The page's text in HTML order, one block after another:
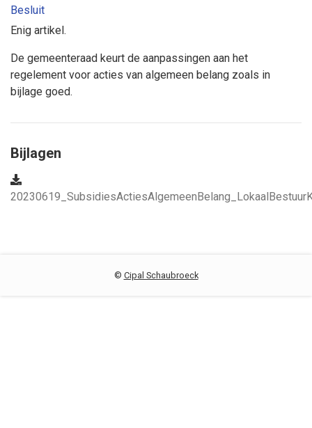
Besluit
Enig artikel.
De gemeenteraad keurt de aanpassingen aan het
regelement voor acties van algemeen belang zoals in
bijlage goed.
Bijlagen
© Cipal Schaubroeck